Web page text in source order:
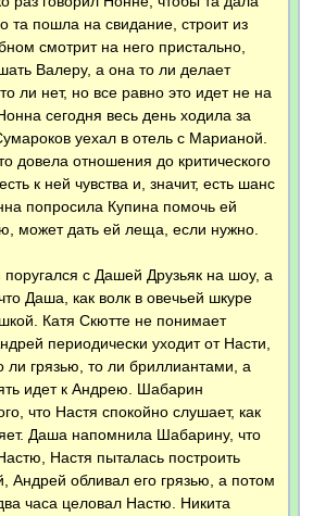
та пошла на свидание, строит из
смотрит на него пристально,
Валеру, а она то ли делает
ли нет, но все равно это идет не на
сегодня весь день ходила за
уехал в отель с Марианой.
довела отношения до критического
к ней чувства и, значит, есть шанс
попросила Купина помочь ей
может дать ей леща, если нужно.
с Дашей Друзьяк на шоу, а
Даша, как волк в овечьей шкуре
Катя Скютте не понимает
периодически уходит от Насти,
ли грязью, то ли бриллиантами, а
идет к Андрею. Шабарин
что Настя спокойно слушает, как
Даша напомнила Шабарину, что
Настя пыталась построить
Андрей обливал его грязью, а потом
часа целовал Настю. Никита